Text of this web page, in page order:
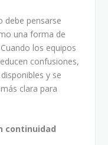
debe pensarse
una forma de
los equipos
confusiones,
y se
clara para
continuidad